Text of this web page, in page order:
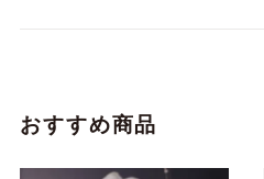
おすすめ商品